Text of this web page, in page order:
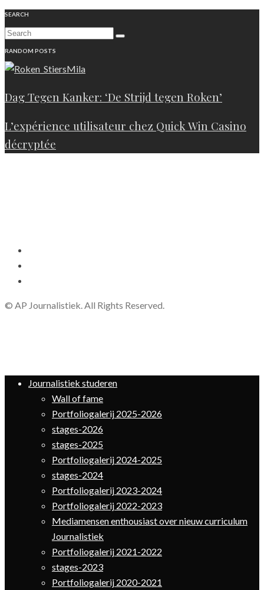
SEARCH
RANDOM POSTS
Dag Tegen Kanker: ‘De Strijd tegen Roken’
L’expérience utilisateur chez Quick Win Casino
décryptée
© AP Journalistiek. All Rights Reserved.
Journalistiek studeren
Wall of fame
Portfoliogalerij 2025-2026
stages-2026
stages-2025
Portfoliogalerij 2024-2025
stages-2024
Portfoliogalerij 2023-2024
Portfoliogalerij 2022-2023
Mediamensen enthousiast over nieuw curriculum
Journalistiek
Portfoliogalerij 2021-2022
stages-2023
Portfoliogalerij 2020-2021